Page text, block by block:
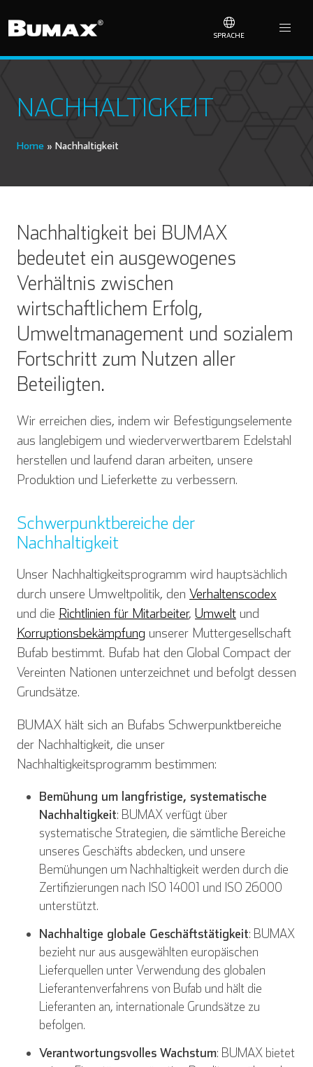
SPRACHE
NACHHALTIGKEIT
Home » Nachhaltigkeit
Nachhaltigkeit bei BUMAX
bedeutet ein ausgewogenes
Verhältnis zwischen
wirtschaftlichem Erfolg,
Umweltmanagement und sozialem
Fortschritt zum Nutzen aller
Beteiligten.
Wir erreichen dies, indem wir Befestigungselemente
aus langlebigem und wiederverwertbarem Edelstahl
herstellen und laufend daran arbeiten, unsere
Produktion und Lieferkette zu verbessern.
Schwerpunktbereiche der
Nachhaltigkeit
Unser Nachhaltigkeitsprogramm wird hauptsächlich
durch unsere Umweltpolitik, den Verhaltenscodex
und die Richtlinien für Mitarbeiter, Umwelt und
Korruptionsbekämpfung unserer Muttergesellschaft
Bufab bestimmt. Bufab hat den Global Compact der
Vereinten Nationen unterzeichnet und befolgt dessen
Grundsätze.
BUMAX hält sich an Bufabs Schwerpunktbereiche
der Nachhaltigkeit, die unser
Nachhaltigkeitsprogramm bestimmen:
Bemühung um langfristige, systematische
Nachhaltigkeit: BUMAX verfügt über
systematische Strategien, die sämtliche Bereiche
unseres Geschäfts abdecken, und unsere
Bemühungen um Nachhaltigkeit werden durch die
Zertifizierungen nach ISO 14001 und ISO 26000
unterstützt.
Nachhaltige globale Geschäftstätigkeit: BUMAX
bezieht nur aus ausgewählten europäischen
Lieferquellen unter Verwendung des globalen
Lieferantenverfahrens von Bufab und hält die
Lieferanten an, internationale Grundsätze zu
befolgen.
Verantwortungsvolles Wachstum: BUMAX bietet